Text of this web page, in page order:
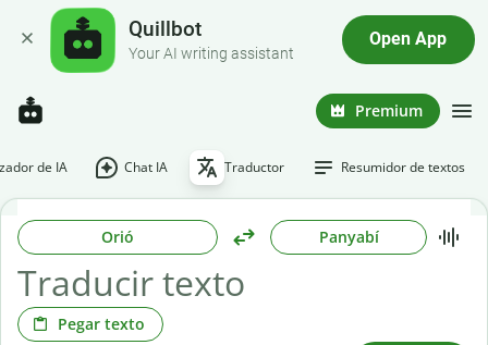
Quillbot
Your AI writing assistant
Open App
Premium
de IA Chat IA Traductor Resumidor de textos
Orió Panyabí
Pegar texto